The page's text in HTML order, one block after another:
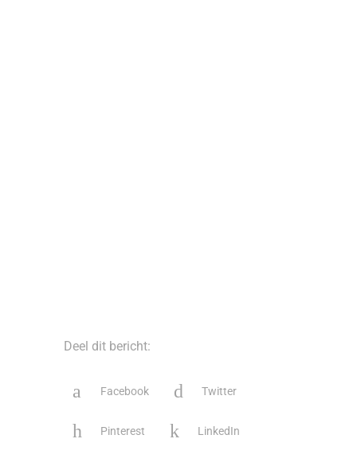
Deel dit bericht:
Facebook Twitter
Pinterest LinkedIn